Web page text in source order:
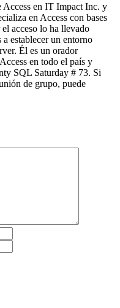
Access en IT Impact Inc. y
en Access con bases
acceso lo ha llevado
a establecer un entorno
Él es un orador
en todo el país y
SQL Saturday # 73. Si
de grupo, puede